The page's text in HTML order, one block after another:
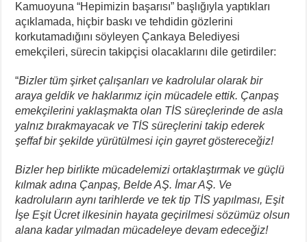
Kamuoyuna “Hepimizin başarısı” başlığıyla yaptıkları
açıklamada, hiçbir baskı ve tehdidin gözlerini
korkutamadığını söyleyen Çankaya Belediyesi
emekçileri, sürecin takipçisi olacaklarını dile getirdiler:
“Bizler tüm şirket çalışanları ve kadrolular olarak bir
araya geldik ve haklarımız için mücadele ettik. Çanpaş
emekçilerini yaklaşmakta olan TİS süreçlerinde de asla
yalnız bırakmayacak ve TİS süreçlerini takip ederek
şeffaf bir şekilde yürütülmesi için gayret göstereceğiz!
Bizler hep birlikte mücadelemizi ortaklaştırmak ve güçlü
kılmak adına Çanpaş, Belde AŞ. İmar AŞ. Ve
kadroluların aynı tarihlerde ve tek tip TİS yapılması, Eşit
İşe Eşit Ücret ilkesinin hayata geçirilmesi sözümüz olsun
alana kadar yılmadan mücadeleye devam edeceğiz!